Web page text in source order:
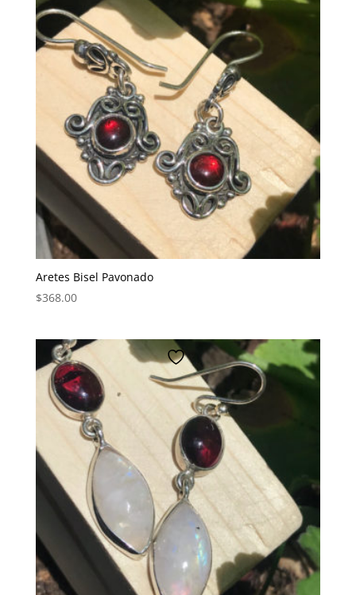
Aretes Bisel Pavonado
$368.00